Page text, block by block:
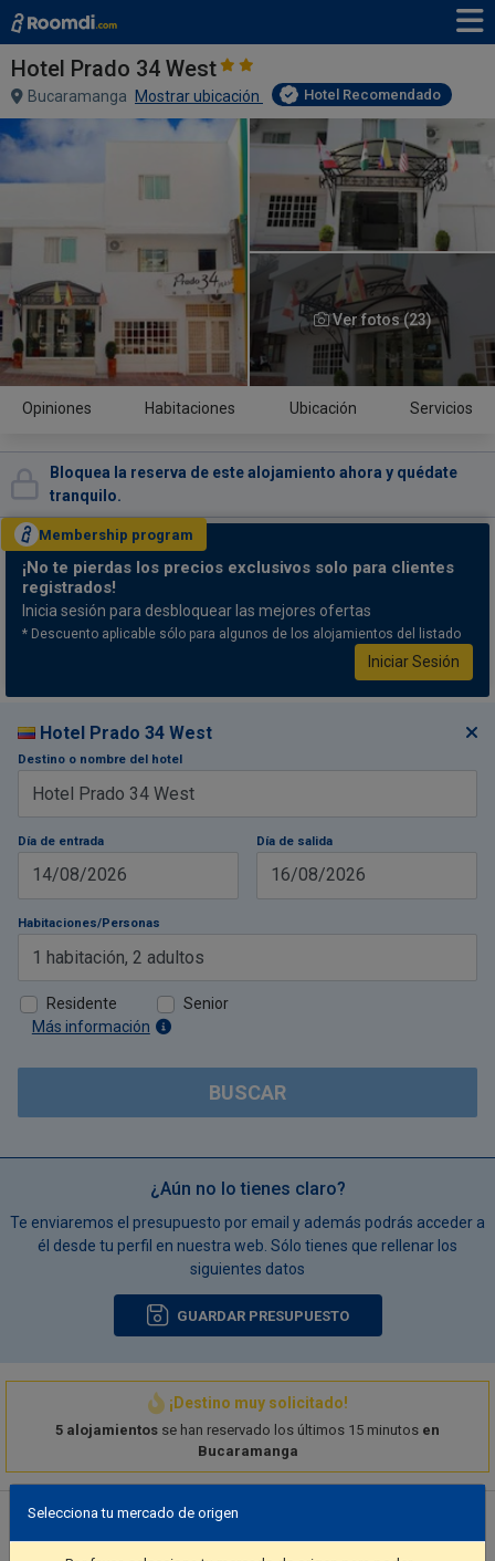
Hotel Prado 34 West
Bucaramanga Mostrar ubicación Hotel Recomendado
Ver fotos (23)
Opiniones Habitaciones Ubicación Servicios
Bloquea la reserva de este alojamiento ahora y quédate
tranquilo.
Membership program
¡No te pierdas los precios exclusivos solo para clientes
registrados!
Inicia sesión para desbloquear las mejores ofertas
* Descuento aplicable sólo para algunos de los alojamientos del listado
Iniciar Sesión
Hotel Prado 34 West
Destino o nombre del hotel
Día de entrada
14/08/2026
Día de salida
16/08/2026
Habitaciones/Personas
1 habitación, 2 adultos
Residente
Senior
Más información
BUSCAR
¿Aún no lo tienes claro?
Te enviaremos el presupuesto por email y además podrás acceder a
él desde tu perfil en nuestra web. Sólo tienes que rellenar los
siguientes datos
GUARDAR PRESUPUESTO
¡Destino muy solicitado!
5 alojamientos se han reservado los últimos 15 minutos en
Bucaramanga
Descripción del hotel
Make use of convenient amenities, which include complimentary
Selecciona tu mercado de origen